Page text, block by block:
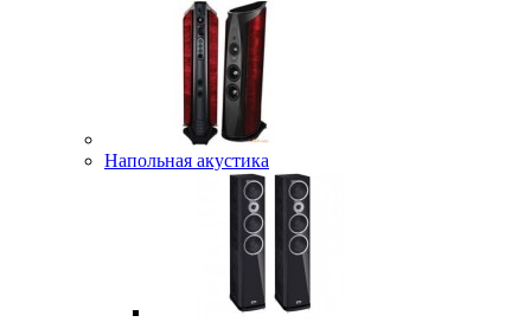
Напольная акустика